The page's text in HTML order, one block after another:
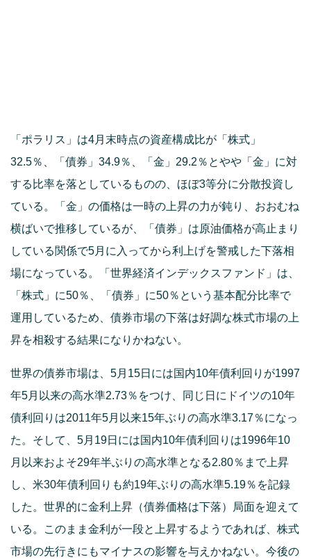
「ポラリス」は4月末時点の資産構成比が「株式」
32.5％、「債券」34.9％、「金」29.2％とやや「金」に対
する比率を落としているものの、ほぼ3等分に分散投資し
ている。「金」の価格は一時の上昇の力が鈍り、おおむね
横ばいで推移しているが、「債券」は原油価格が高止まり
している関係で5月に入ってから利上げを警戒した下落相
場になっている。「世界経済インデックスファンド」は、
「株式」に50％、「債券」に50％という基本配分比率で
運用しているため、債券市場の下落は好調な株式市場の上
昇を相殺する結果になりかねない。
世界の債券市場は、5月15日には国内10年債利回りが1997
年5月以来の高水準2.73％をつけ、同じ日にドイツの10年
債利回りは2011年5月以来15年ぶりの高水準3.17％になっ
た。そして、5月19日には国内10年債利回りは1996年10
月以来およそ29年半ぶりの高水準となる2.80％まで上昇
し、米30年債利回りも約19年ぶりの高水準5.19％を記録
した。世界的に金利上昇（債券価格は下落）局面を迎えて
いる。このまま金利が一段と上昇するようであれば、株式
市場の先行きにもマイナスの影響を与えかねない。今後の